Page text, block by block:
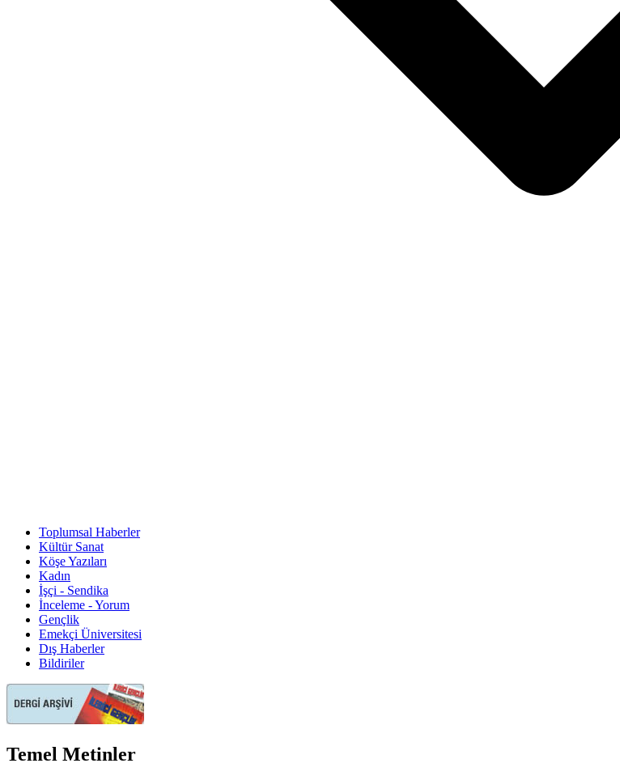
Toplumsal Haberler
Kültür Sanat
Köşe Yazıları
Kadın
İşçi - Sendika
İnceleme - Yorum
Gençlik
Emekçi Üniversitesi
Dış Haberler
Bildiriler
Temel Metinler